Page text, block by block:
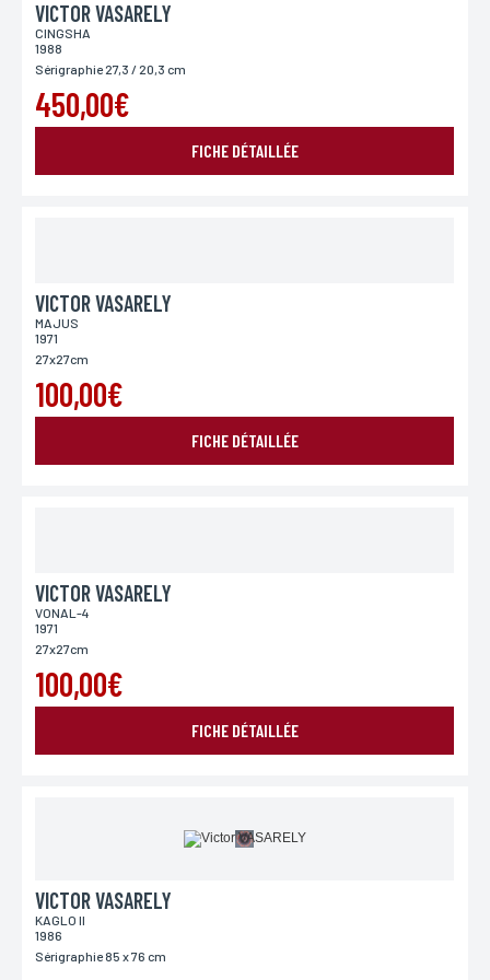
VICTOR VASARELY
CINGSHA
1988
Sérigraphie 27,3 / 20,3 cm
450,00€
FICHE DÉTAILLÉE
VICTOR VASARELY
MAJUS
1971
27x27cm
100,00€
FICHE DÉTAILLÉE
VICTOR VASARELY
VONAL-4
1971
27x27cm
100,00€
FICHE DÉTAILLÉE
VICTOR VASARELY
KAGLO II
1986
Sérigraphie 85 x 76 cm